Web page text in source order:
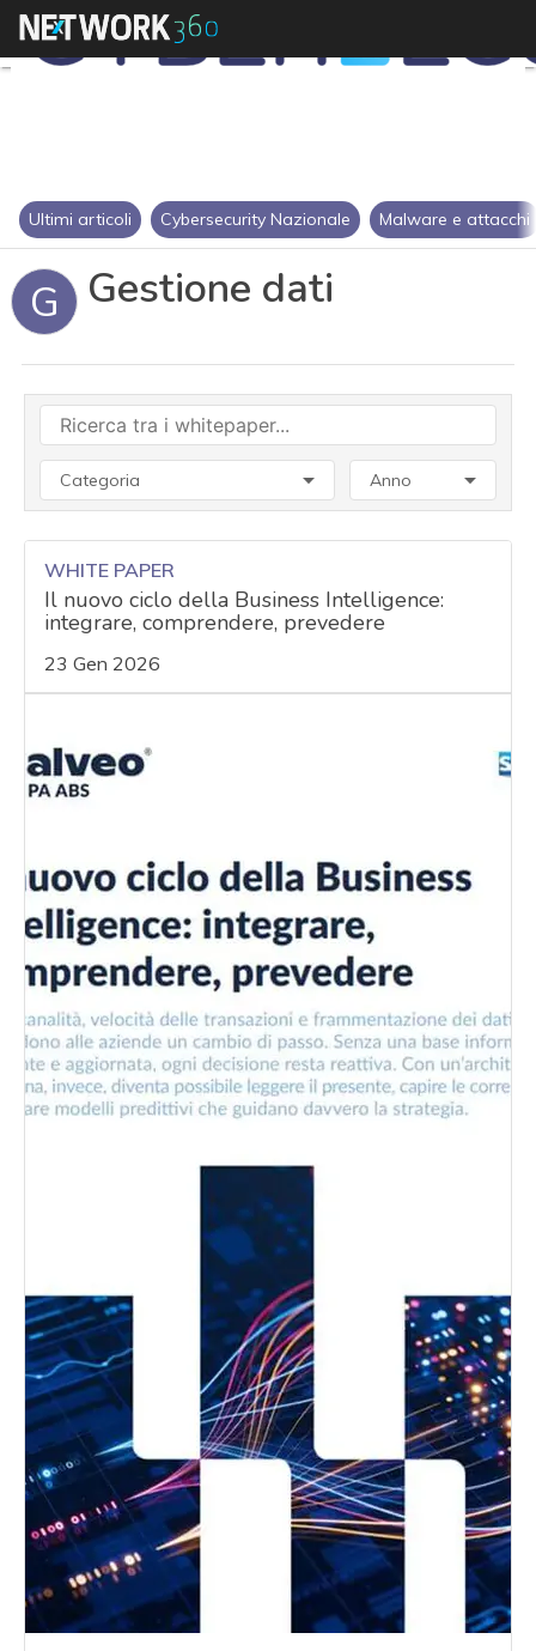
Ultimi articoli Cybersecurity Nazionale Malware e attacchi
G Gestione dati
Categoria Anno
WHITE PAPER
Il nuovo ciclo della Business Intelligence:
integrare, comprendere, prevedere
23 Gen 2026